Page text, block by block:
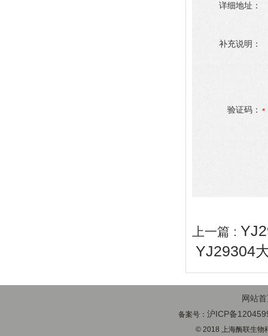
详细地址：
补充说明：
验证码：
上一篇 :
YJ29304
网站
备案号：沪ICP备
© 2018 上海酶联生物